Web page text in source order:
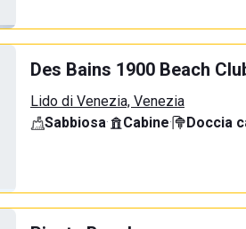
Des Bains 1900 Beach
Lido di Venezia, Venezia
Sabbiosa· Cabine· Doccia